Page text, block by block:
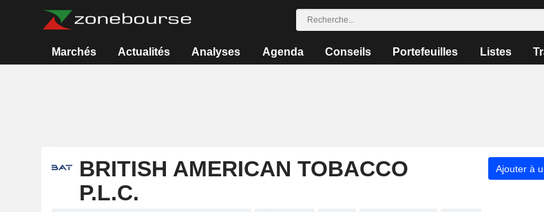
Marchés Actualités Analyses Agenda Conseils Portefeuilles Listes
BRITISH AMERICAN TOBACCO
P.L.C.
Ajouter à